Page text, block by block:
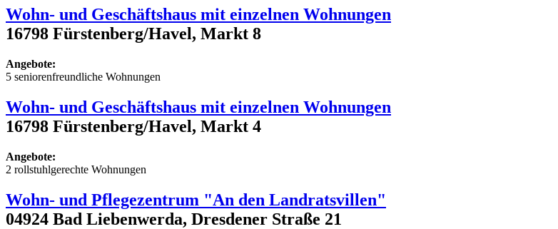
Wohn- und Geschäftshaus mit einzelnen Wohnungen
16798 Fürstenberg/Havel, Markt 8
Angebote:
5 seniorenfreundliche Wohnungen
Wohn- und Geschäftshaus mit einzelnen Wohnungen
16798 Fürstenberg/Havel, Markt 4
Angebote:
2 rollstuhlgerechte Wohnungen
Wohn- und Pflegezentrum "An den Landratsvillen"
04924 Bad Liebenwerda, Dresdener Straße 21